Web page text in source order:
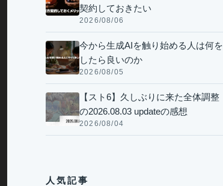
契約しておきたい
2026/08/06
今から生成AIを触り始める人は何を
したら良いのか
2026/08/05
【スト6】久しぶりに来た全体調整
の2026.08.03 updateの感想
2026/08/04
人気記事